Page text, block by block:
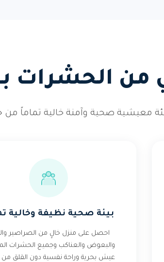
من الحشرات
معيشية صحية وآمنة خالية تماماً من
بيئة صحية نظيفة وخالية
احصل على منزل خالٍ من الصراصير
والبعوض والعناكب وجميع الحشرات
عيش بحرية وراحة نفسية دون القلق من